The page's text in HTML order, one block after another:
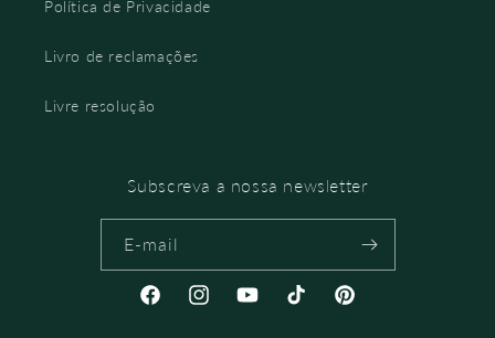
Política de Privacidade
Livro de reclamações
Livre resolução
Subscreva a nossa newsletter
E-mail
FacebookInstagramYouTubeTikTok Pinterest